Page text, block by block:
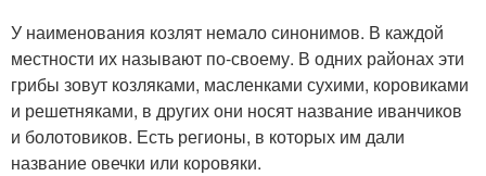
У наименования козлят немало синонимов. В каждой
местности их называют по-своему. В одних районах эти
грибы зовут козляками, масленками сухими, коровиками
и решетняками, в других они носят название иванчиков
и болотовиков. Есть регионы, в которых им дали
название овечки или коровяки.